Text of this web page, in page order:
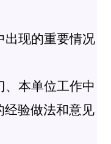
出现的重要情况
、本单位工作中
经验做法和意见